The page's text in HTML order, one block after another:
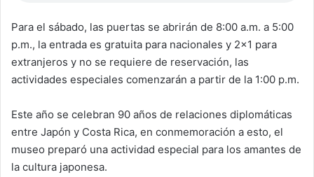
Para el sábado, las puertas se abrirán de 8:00 a.m. a 5:00
p.m., la entrada es gratuita para nacionales y 2×1 para
extranjeros y no se requiere de reservación, las
actividades especiales comenzarán a partir de la 1:00 p.m.
Este año se celebran 90 años de relaciones diplomáticas
entre Japón y Costa Rica, en conmemoración a esto, el
museo preparó una actividad especial para los amantes de
la cultura japonesa.